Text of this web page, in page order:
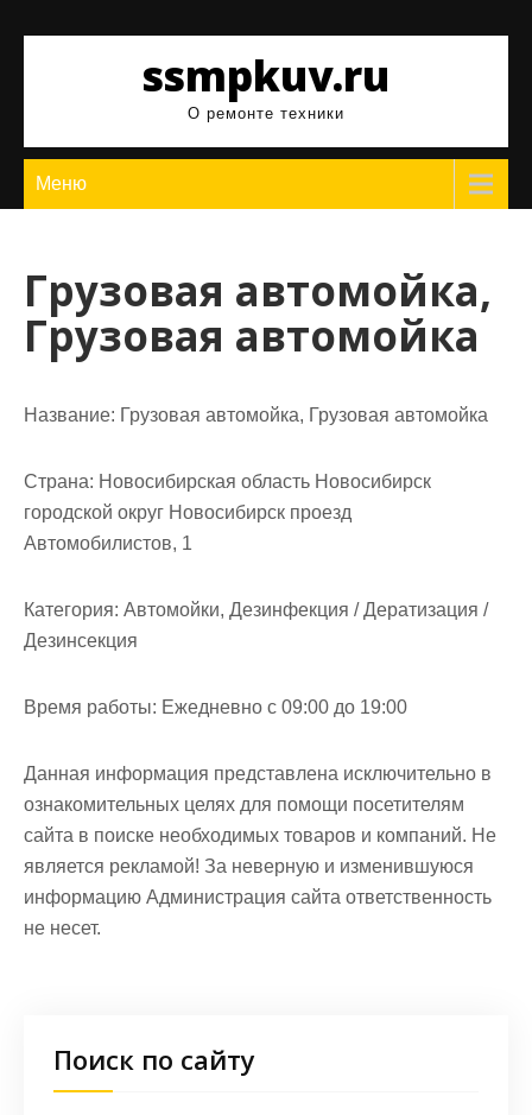
ssmpkuv.ru
О ремонте техники
Меню
Грузовая автомойка,
Грузовая автомойка
Название: Грузовая автомойка, Грузовая автомойка
Страна: Новосибирская область Новосибирск
городской округ Новосибирск проезд
Автомобилистов, 1
Категория: Автомойки, Дезинфекция / Дератизация /
Дезинсекция
Время работы: Ежедневно с 09:00 до 19:00
Данная информация представлена исключительно в
ознакомительных целях для помощи посетителям
сайта в поиске необходимых товаров и компаний. Не
является рекламой! За неверную и изменившуюся
информацию Администрация сайта ответственность
не несет.
Поиск по сайту